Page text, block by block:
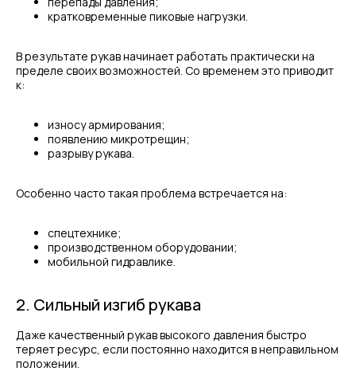
кратковременные пиковые нагрузки.
В результате рукав начинает работать практически на
пределе своих возможностей. Со временем это приводит
к:
износу армирования;
появлению микротрещин;
разрыву рукава.
Особенно часто такая проблема встречается на:
спецтехнике;
производственном оборудовании;
мобильной гидравлике.
2. Сильный изгиб рукава
Даже качественный рукав высокого давления быстро
теряет ресурс, если постоянно находится в неправильном
положении.